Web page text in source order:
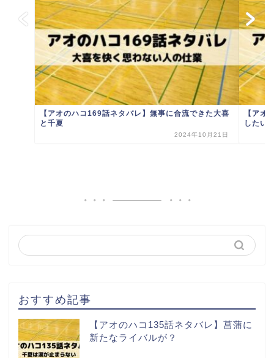
【アオのハコ169話ネタバレ】無事に合流できた大喜
と千夏
2024年10月21日
【アオ
したい
おすすめ記事
【アオのハコ135話ネタバレ】菖蒲に
新たなライバルが？